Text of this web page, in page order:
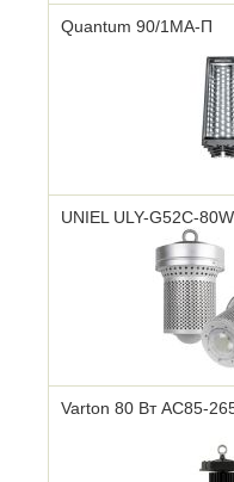
Quantum 90/1МА-П
UNIEL ULY-G52C-
Varton 80 Вт AC85-